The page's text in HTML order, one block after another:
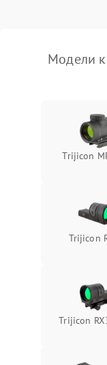
Поломка системы
от перенапряжения
Модели
Trijicon
Trijicon
Trijicon